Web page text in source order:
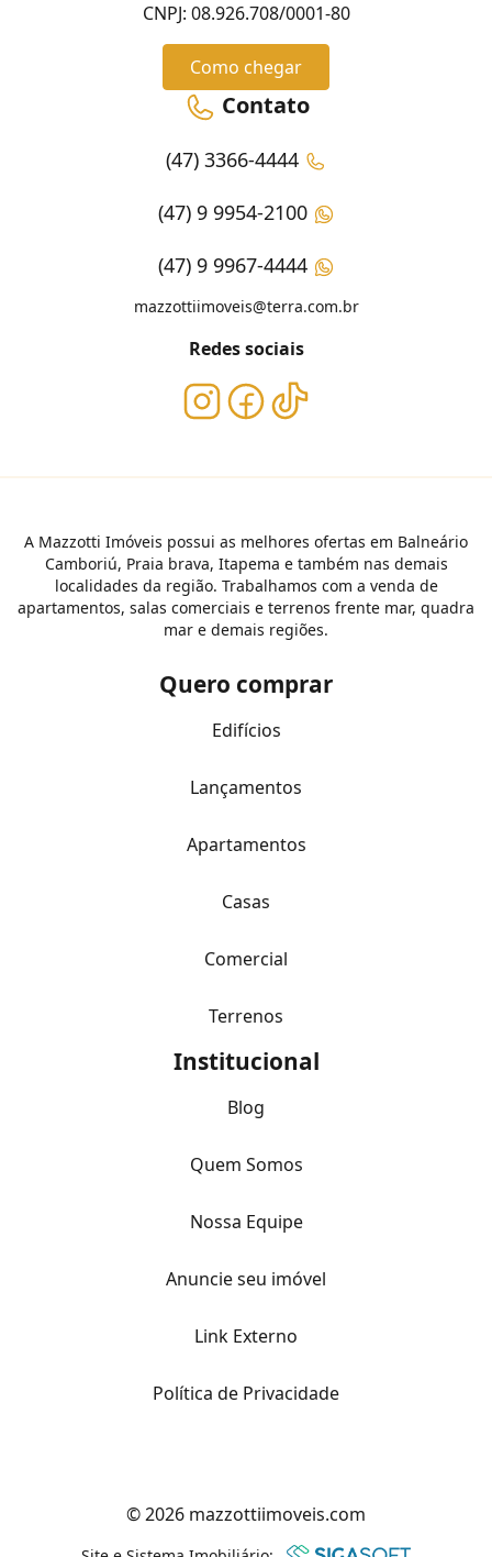
CNPJ: 08.926.708/0001-80
Como chegar
Contato
(47) 3366-4444
(47) 9 9954-2100
(47) 9 9967-4444
mazzottiimoveis@terra.com.br
Redes sociais
A Mazzotti Imóveis possui as melhores ofertas em Balneário
Camboriú, Praia brava, Itapema e também nas demais
localidades da região. Trabalhamos com a venda de
apartamentos, salas comerciais e terrenos frente mar, quadra
mar e demais regiões.
Quero comprar
Edifícios
Lançamentos
Apartamentos
Casas
Comercial
Terrenos
Institucional
Blog
Quem Somos
Nossa Equipe
Anuncie seu imóvel
Link Externo
Política de Privacidade
© 2026 mazzottiimoveis.com